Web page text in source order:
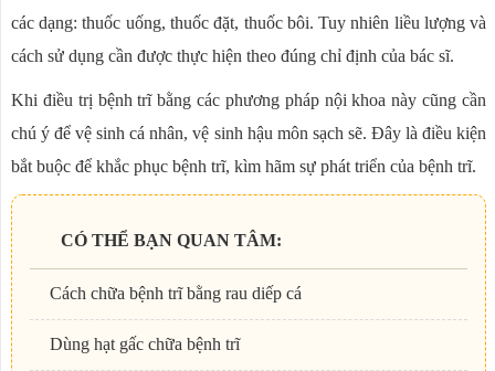
các dạng: thuốc uống, thuốc đặt, thuốc bôi. Tuy nhiên liều lượng và
cách sử dụng cần được thực hiện theo đúng chỉ định của bác sĩ.
Khi điều trị bệnh trĩ bằng các phương pháp nội khoa này cũng cần
chú ý để vệ sinh cá nhân, vệ sinh hậu môn sạch sẽ. Đây là điều kiện
bắt buộc để khắc phục bệnh trĩ, kìm hãm sự phát triển của bệnh trĩ.
CÓ THỂ BẠN QUAN TÂM:
Cách chữa bệnh trĩ bằng rau diếp cá
Dùng hạt gấc chữa bệnh trĩ